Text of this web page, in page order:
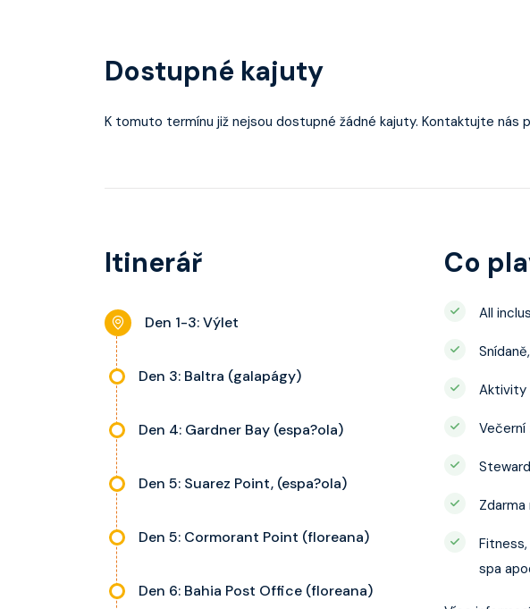
Dostupné kajuty
K tomuto termínu již nejsou dostupné žádné kajuty. Kontaktujte nás
Itinerář
Den 1-3: Výlet
Den 3: Baltra (galapágy)
Den 4: Gardner Bay (espa?ola)
Den 5: Suarez Point, (espa?ola)
Den 5: Cormorant Point (floreana)
Den 6: Bahia Post Office (floreana)
Co
All
Aktivity
Večerní
Zdarma
spa